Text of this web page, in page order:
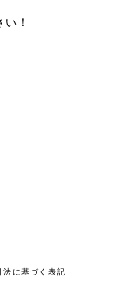
！
法に基づく表記